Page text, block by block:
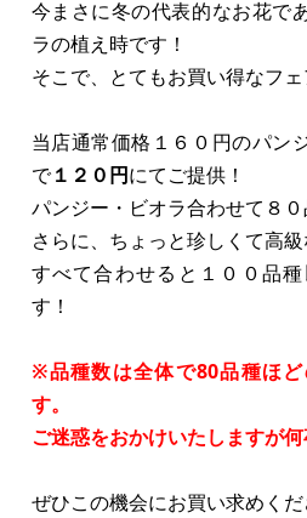
今まさに冬の代表的なお花で
ラの植え時です！
そこで、とてもお買い得なフ
当店通常価格１６０円のパン
で１２０円にてご提供！
パンジー・ビオラ合わせて８０
さらに、ちょっと珍しくて高級
すべて合わせると１００品
す！
※品種数は全体で80品種ほ
す。
ご迷惑をおかけいたしますが何
ぜひこの機会にお買い求めくだ